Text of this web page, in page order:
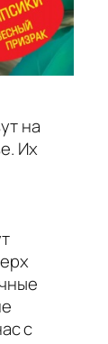
на
Их
с